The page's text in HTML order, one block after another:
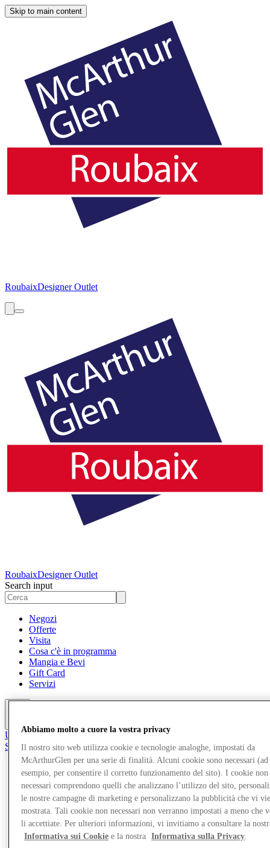
Skip to main content
RoubaixDesigner Outlet
RoubaixDesigner Outlet
Search input
Negozi
Offerte
Visita
Cosa c'è in programma
Mangia e Bevi
Gift Card
Servizi
Unisciti al Club
Salvata
Negozi
Offerte
Visita
Cosa c'è in programma
Mangia e Bevi
Gift Card
Servizi
Abbiamo molto a cuore la vostra privacy
Il nostro sito web utilizza cookie e tecnologie analoghe, impostati da
McArthurGlen per una serie di finalità. Alcuni cookie sono necessari (ad
esempio, per consentire il corretto funzionamento del sito). I cookie non
necessari comprendono quelli che analizzano l’utilizzo del sito,
le nostre campagne di marketing e personalizzano la pubblicità che vi
mostrata. Tali cookie non necessari non verranno impostati a meno che
li accettiate. Per ulteriori informazioni, vi invitiamo a consultare la
Informativa sui Cookie e la nostra Informativa sulla Privacy.